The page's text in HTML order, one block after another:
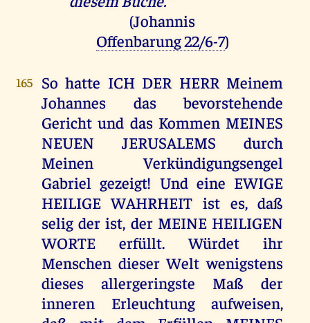
(Johannis
Offenbarung 22/6-7)
165
So hatte ICH DER HERR Meinem
Johannes das bevorstehende
Gericht und das Kommen MEINES
NEUEN JERUSALEMS durch
Meinen Verkündigungsengel
Gabriel gezeigt! Und eine EWIGE
HEILIGE WAHRHEIT ist es, daß
selig der ist, der MEINE HEILIGEN
WORTE erfüllt. Würdet ihr
Menschen dieser Welt wenigstens
dieses allergeringste Maß der
inneren Erleuchtung aufweisen,